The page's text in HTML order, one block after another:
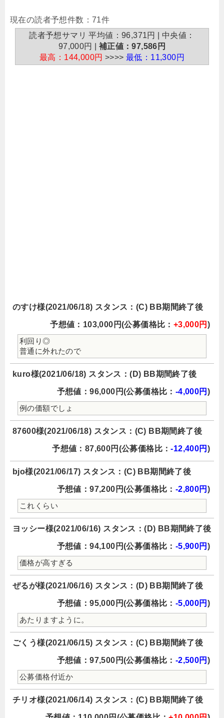
現在の読者予想件数：71件
読者予想サマリ 平均値：96,371円 | 中央値：
97,000円 | 補正値：97,586円
最高：144,000円 >>>> 最低：11,300円
のすけ様(2021/06/18) スタンス：(C) BB期間終了後
予想値：103,000円(公募価格比： +3,000円 )
利回り◎
普通に外れたので
kuro様(2021/06/18) スタンス：(D) BB期間終了後
予想値：96,000円(公募価格比： -4,000円 )
例の価額でしょ
87600様(2021/06/18) スタンス：(C) BB期間終了後
予想値：87,600円(公募価格比：-12,400円 )
bjo様(2021/06/17) スタンス：(C) BB期間終了後
予想値：97,200円(公募価格比： -2,800円 )
これくらい
ヨッシー様(2021/06/16) スタンス：(D) BB期間終了後
予想値：94,100円(公募価格比： -5,900円 )
価格が高すぎる
ぜるが様(2021/06/16) スタンス：(D) BB期間終了後
予想値：95,000円(公募価格比： -5,000円 )
あたりますように。
ごくう様(2021/06/15) スタンス：(C) BB期間終了後
予想値：97,500円(公募価格比： -2,500円 )
公募価格付近か
チリオ様(2021/06/14) スタンス：(C) BB期間終了後